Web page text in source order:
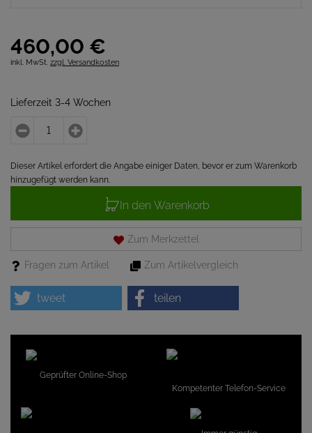
460,00 €
inkl. MwSt. zzgl. Versandkosten
Lieferzeit 3-4 Wochen
Dieser Artikel erfordert die Angabe einiger Daten, bevor er zum Warenkorb
hinzugefügt werden kann.
In den Warenkorb
Zum Merkzettel
Fragen zum Artikel Zum Artikelvergleich
tweet teilen
Geprüfter Online-Shop
Kompetenter Telefon-Service